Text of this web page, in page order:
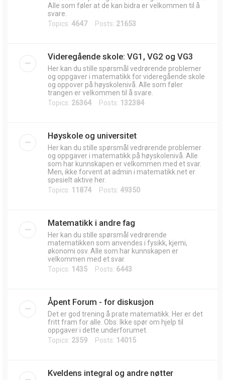
Alle som føler at de kan bidra er velkommen til å
svare.
Topics: 4647Posts: 21653
Videregående skole: VG1, VG2 og VG3
Her kan du stille spørsmål vedrørende problemer
og oppgaver i matematikk for videregående skole
og oppover på høyskolenivå. Alle som føler
trangen er velkommen til å svare.
Topics: 26364 Posts: 132384
Høyskole og universitet
Her kan du stille spørsmål vedrørende problemer
og oppgaver i matematikk på høyskolenivå. Alle
som har kunnskapen er velkommen med et svar.
Men, ikke forvent at admin i matematikk.net er
spesielt aktive her.
Topics: 11874 Posts: 49350
Matematikk i andre fag
Her kan du stille spørsmål vedrørende
matematikken som anvendes i fysikk, kjemi,
økonomi osv. Alle som har kunnskapen er
velkommen med et svar.
Topics: 1435 Posts: 6443
Åpent Forum - for diskusjon
Det er god trening å prate matematikk. Her er det
fritt fram for alle. Obs: Ikke spør om hjelp til
oppgaver i dette underforumet.
Topics: 2359 Posts: 14015
Kveldens integral og andre nøtter